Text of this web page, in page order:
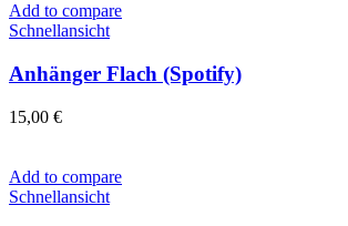
Add to compare
Schnellansicht
Anhänger Flach (Spotify)
15,00 €
Add to compare
Schnellansicht